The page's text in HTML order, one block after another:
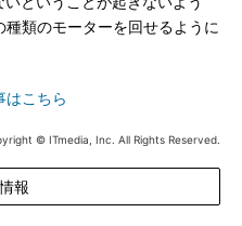
類のモーターを回せるように
はこちら
© ITmedia, Inc. All Rights Reserved.
報